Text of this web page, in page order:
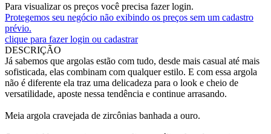
Para visualizar os preços você precisa fazer login.
Protegemos seu negócio não exibindo os preços sem um cadastro
prévio.
clique para fazer login ou cadastrar
DESCRIÇÃO
Já sabemos que argolas estão com tudo, desde mais casual até mais
sofisticada, elas combinam com qualquer estilo. E com essa argola
não é diferente ela traz uma delicadeza para o look e cheio de
versatilidade, aposte nessa tendência e continue arrasando.
Meia argola cravejada de zircônias banhada a ouro.